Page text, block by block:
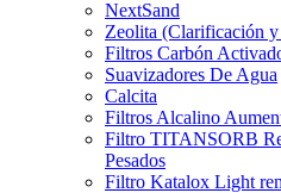
NextSand
Zeolita (Clarificación
Filtros Carbón
Suavizadores De Agua
Calcita
Filtros Alcalino
Filtro TITANSORB
Pesados
Filtro Katalox Light